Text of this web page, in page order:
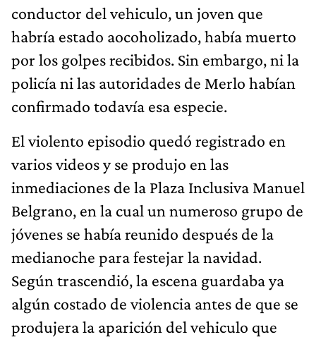
conductor del vehiculo, un joven que
habría estado aocoholizado, había muerto
por los golpes recibidos. Sin embargo, ni la
policía ni las autoridades de Merlo habían
confirmado todavía esa especie.
El violento episodio quedó registrado en
varios videos y se produjo en las
inmediaciones de la Plaza Inclusiva Manuel
Belgrano, en la cual un numeroso grupo de
jóvenes se había reunido después de la
medianoche para festejar la navidad.
Según trascendió, la escena guardaba ya
algún costado de violencia antes de que se
produjera la aparición del vehiculo que